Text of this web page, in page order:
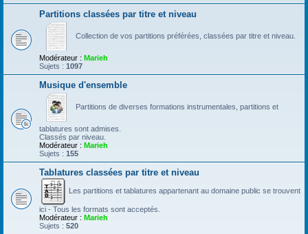
Partitions classées par titre et niveau
Collection de vos partitions préférées, classées par titre et niveau.
Modérateur : Marieh
Sujets : 1097
Musique d'ensemble
Partitions de diverses formations instrumentales, partitions et
tablatures sont admises.
Classés par niveau.
Modérateur : Marieh
Sujets : 155
Tablatures classées par titre et niveau
Les partitions et tablatures appartenant au domaine public se trouvent
ici - Tous les formats sont acceptés.
Modérateur : Marieh
Sujets : 520